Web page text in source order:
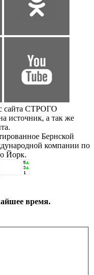
сайта СТРОГО
источник, а так же
Бернской
компании по
Йорк.
время.